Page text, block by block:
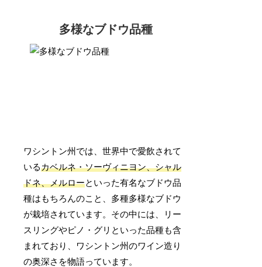
多様なブドウ品種
ワシントン州では、世界中で愛飲されて
いるカベルネ・ソーヴィニヨン、シャル
ドネ、メルローといった有名なブドウ品
種はもちろんのこと、多種多様なブドウ
が栽培されています。その中には、リー
スリングやピノ・グリといった品種も含
まれており、ワシントン州のワイン造り
の奥深さを物語っています。